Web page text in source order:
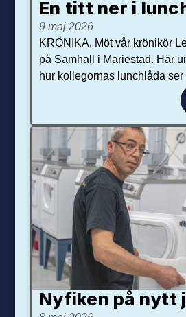
En titt ner i
9 maj 2026
KRÖNIKA. Möt vår krönikör
på Samhall i Mariestad. Här
hur kollegornas lunchlåda ser
Nyfiken på nytt